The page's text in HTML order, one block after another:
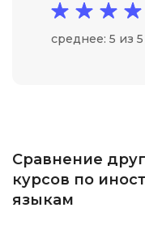
среднее: 5 из 5
Сравнение
курсов по
языкам